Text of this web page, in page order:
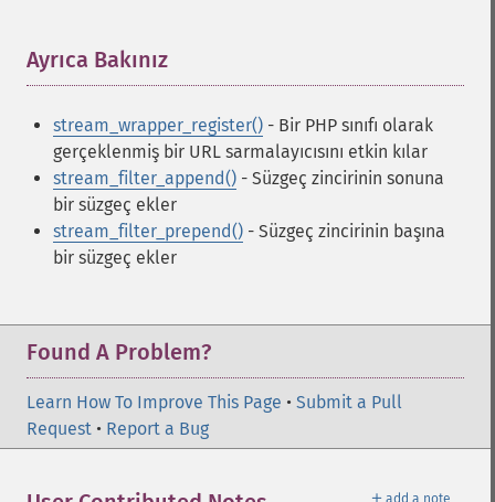
Ayrıca Bakınız
stream_wrapper_register() - Bir PHP sınıfı olarak
gerçeklenmiş bir URL sarmalayıcısını etkin kılar
stream_filter_append() - Süzgeç zincirinin sonuna
bir süzgeç ekler
stream_filter_prepend() - Süzgeç zincirinin başına
bir süzgeç ekler
Found A Problem?
Learn How To Improve This Page • Submit a Pull
Request • Report a Bug
＋ add a note